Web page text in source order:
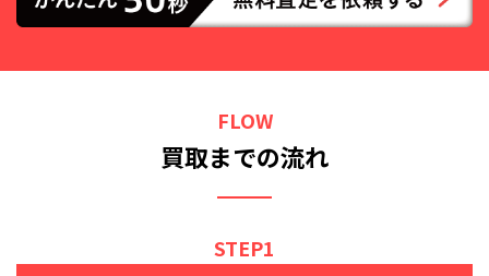
FLOW
買取までの流れ
STEP1